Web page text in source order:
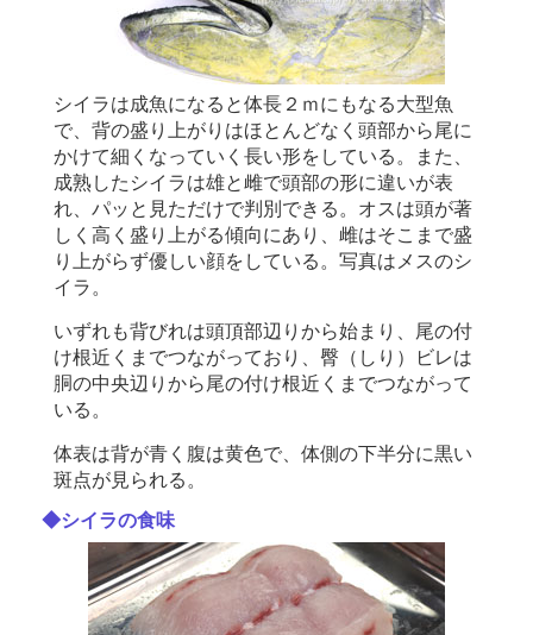
シイラは成魚になると体長２ｍにもなる大型魚
で、背の盛り上がりはほとんどなく頭部から尾に
かけて細くなっていく長い形をしている。また、
成熟したシイラは雄と雌で頭部の形に違いが表
れ、パッと見ただけで判別できる。オスは頭が著
しく高く盛り上がる傾向にあり、雌はそこまで盛
り上がらず優しい顔をしている。写真はメスのシ
イラ。
いずれも背びれは頭頂部辺りから始まり、尾の付
け根近くまでつながっており、臀（しり）ビレは
胴の中央辺りから尾の付け根近くまでつながって
いる。
体表は背が青く腹は黄色で、体側の下半分に黒い
斑点が見られる。
◆シイラの食味